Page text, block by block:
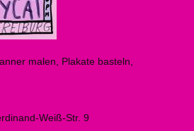
malen, Plakate basteln,
Weiß-Str. 9